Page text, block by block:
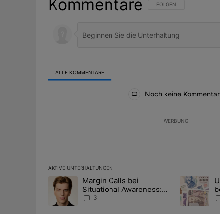
Kommentare FOLGE DIESER
FOLGEN
ALLE KOMMENTARE
Noch keine
WERBUNG
AKTIVE UNTERHALTUNGEN
Das Folgende ist eine Liste der am meisten
Ein Trendartikel mit dem Titel "Margin Calls bei
Margin Calls bei
Situational Awareness:
Alles über den Retter-
3
Ein